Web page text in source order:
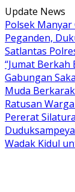
Langsung
ke
konten
Update News
Polsek Manyar
Peganden,
Satlantas
“Jumat Berkah
Gabungan
Muda
Ratusan
Pererat
Wadak Kidul